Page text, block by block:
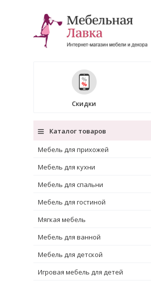
Скидки
Каталог товаров
Мебель для прихожей
Мебель для кухни
Мебель для спальни
Мебель для гостиной
Мягкая мебель
Мебель для ванной
Мебель для детской
Игровая мебель для детей